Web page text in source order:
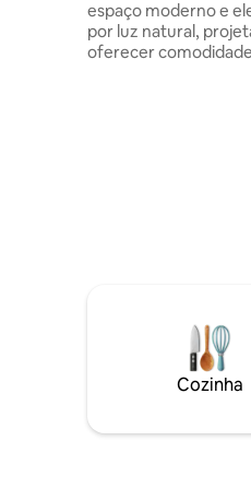
espaço moderno e
por luz natural,
oferecer
natural durante
ambiente relaxante.
Cozinha